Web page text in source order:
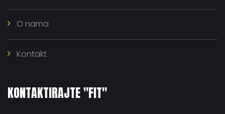
O nama
Kontakt
KONTAKTIRAJTE "FIT"